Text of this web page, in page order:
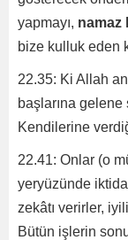
yapmayı, namaz
bize kulluk eden
22.35: Ki Allah
başlarına gelene
Kendilerine
22.41: Onlar (o
yeryüzünde
zekâtı verirler,
Bütün işlerin